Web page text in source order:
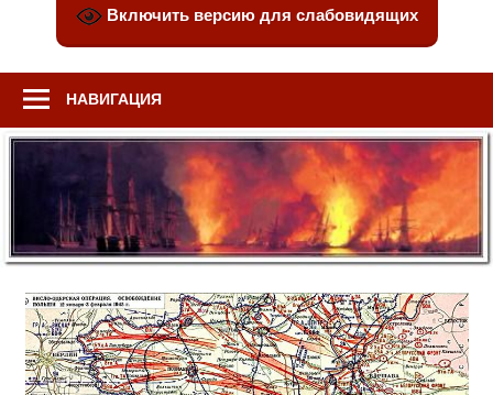
Включить версию для слабовидящих
НАВИГАЦИЯ